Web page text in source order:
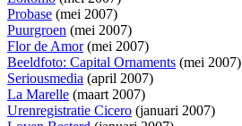
Probase (mei 2007)
Puurgroen (mei 2007)
Flor de Amor(mei 2007)
Beeldfoto: Capital Ornaments (mei 2007)
Seriousmedia (april 2007)
La Marelle (maart 2007)
Urenregistratie Cicero (januari 2007)